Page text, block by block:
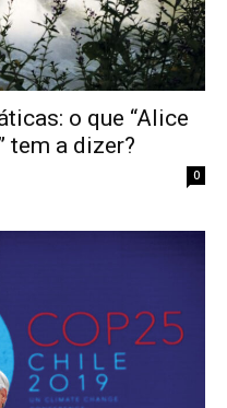
o que “Alice
tem a dizer?
0